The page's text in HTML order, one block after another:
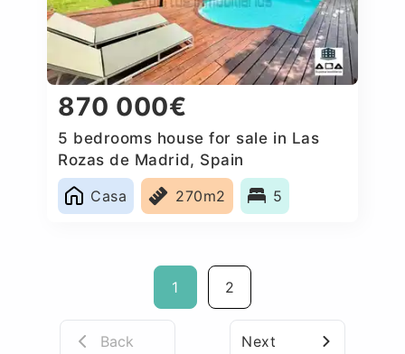
870 000€
5 bedrooms house for sale in Las
Rozas de Madrid, Spain
Casa
270m2 5
1 2
Back Next